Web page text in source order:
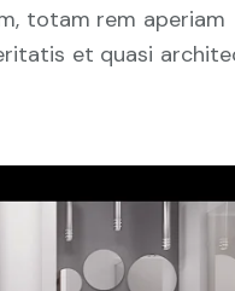
totam rem aperiam
et quasi